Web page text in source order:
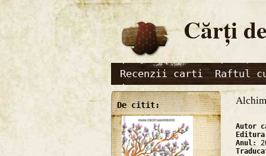
Cărţi
Recenzii carti Raftul
De citit:
Autor
Anul: